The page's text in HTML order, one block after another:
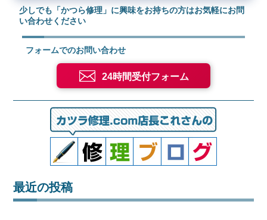
少しでも「かつら修理」に興味をお持ちの方はお気軽にお問
い合わせください
フォームでのお問い合わせ
24時間受付フォーム
最近の投稿